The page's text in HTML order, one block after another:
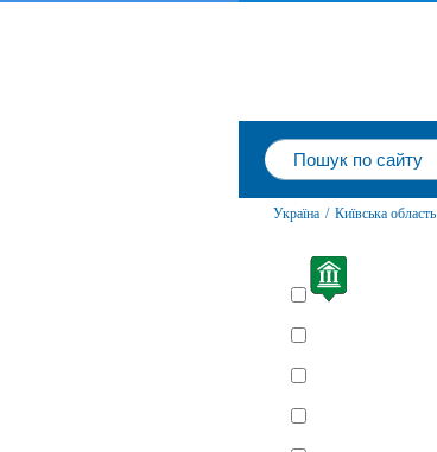
Україна / Київська область